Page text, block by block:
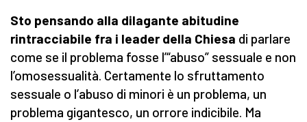
Sto pensando alla dilagante abitudine
rintracciabile fra i leader della Chiesa di parlare
come se il problema fosse l’“abuso” sessuale e non
l’omosessualità. Certamente lo sfruttamento
sessuale o l’abuso di minori è un problema, un
problema gigantesco, un orrore indicibile. Ma